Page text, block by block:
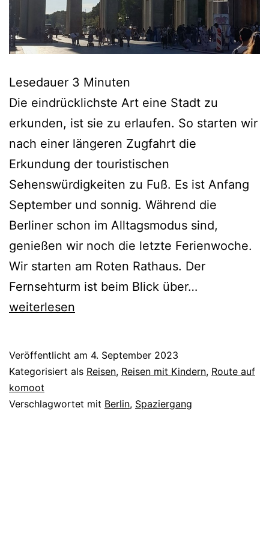
Lesedauer 3 Minuten
Die eindrücklichste Art eine Stadt zu
erkunden, ist sie zu erlaufen. So starten wir
nach einer längeren Zugfahrt die
Erkundung der touristischen
Sehenswürdigkeiten zu Fuß. Es ist Anfang
September und sonnig. Während die
Berliner schon im Alltagsmodus sind,
genießen wir noch die letzte Ferienwoche.
Wir starten am Roten Rathaus. Der
Fernsehturm ist beim Blick über…
weiterlesen
Veröffentlicht am 4. September 2023
Kategorisiert als Reisen, Reisen mit Kindern, Route auf
komoot
Verschlagwortet mit Berlin, Spaziergang